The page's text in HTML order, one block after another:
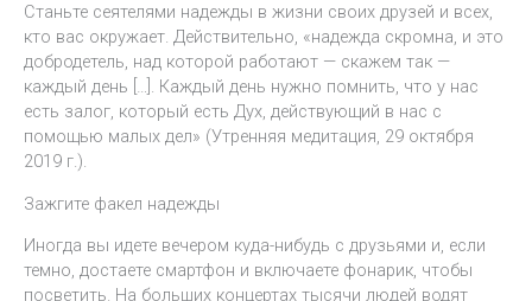
Станьте сеятелями надежды в жизни своих друзей и всех,
кто вас окружает. Действительно, «надежда скромна, и это
добродетель, над которой работают — скажем так —
каждый день […]. Каждый день нужно помнить, что у нас
есть залог, который есть Дух, действующий в нас с
помощью малых дел» (Утренняя медитация, 29 октября
2019 г.).
Зажгите факел надежды
Иногда вы идете вечером куда-нибудь с друзьями и, если
темно, достаете смартфон и включаете фонарик, чтобы
посветить. На больших концертах тысячи людей водят